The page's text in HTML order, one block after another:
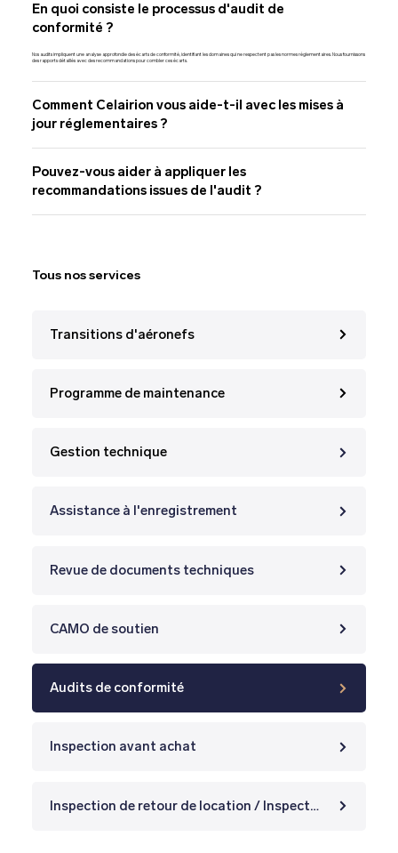
En quoi consiste le processus d'audit de
conformité ?
Nos audits impliquent une analyse approfondie des écarts de conformité, identifiant les domaines qui ne respectent pas les normes réglementaires. Nous fournissons
des rapports détaillés avec des recommandations pour combler ces écarts.
Comment Celairion vous aide-t-il avec les mises à
jour réglementaires ?
Pouvez-vous aider à appliquer les
recommandations issues de l'audit ?
Tous nos services
Transitions d'aéronefs
Programme de maintenance
Gestion technique
Assistance à l'enregistrement
Revue de documents techniques
CAMO de soutien
Audits de conformité
Inspection avant achat
Inspection de retour de location / Inspection en cours de location